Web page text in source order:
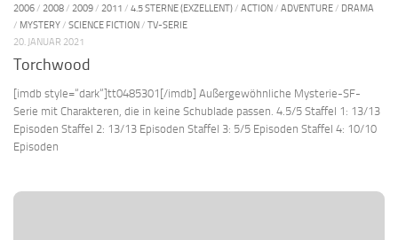
2006 / 2008 / 2009 / 2011 / 4.5 STERNE (EXZELLENT) / ACTION / ADVENTURE / DRAMA
/ MYSTERY / SCIENCE FICTION / TV-SERIE
20. JANUAR 2021
Torchwood
[imdb style=“dark“]tt0485301[/imdb] Außergewöhnliche Mysterie-SF-
Serie mit Charakteren, die in keine Schublade passen. 4.5/5 Staffel 1: 13/13
Episoden Staffel 2: 13/13 Episoden Staffel 3: 5/5 Episoden Staffel 4: 10/10
Episoden